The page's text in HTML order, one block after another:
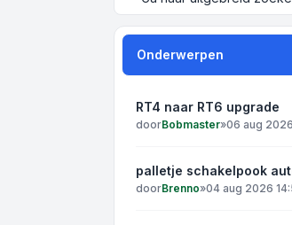
Onderwerpen
RT4 naar RT6 upgrade
doorBobmaster»06 aug
palletje schakelpook
doorBrenno»04 aug 2026